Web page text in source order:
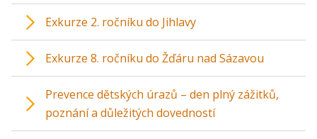
Exkurze 2. ročníku do Jihlavy
Exkurze 8. ročníku do Žďáru nad Sázavou
Prevence dětských úrazů – den plný zážitků,
poznání a důležitých dovedností